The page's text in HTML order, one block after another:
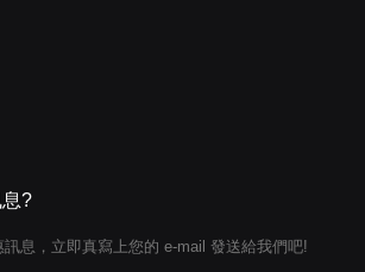
?
息，立即真寫上您的 e-mail 發送給我們吧!